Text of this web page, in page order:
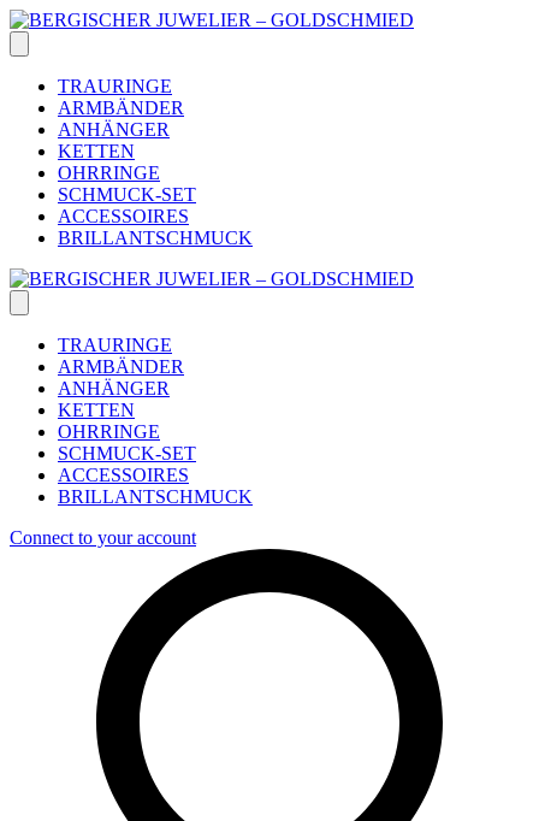
Skip
to
content
TRAURINGE
ARMBÄNDER
ANHÄNGER
KETTEN
OHRRINGE
SCHMUCK-SET
ACCESSOIRES
BRILLANTSCHMUCK
TRAURINGE
ARMBÄNDER
ANHÄNGER
KETTEN
OHRRINGE
SCHMUCK-SET
ACCESSOIRES
BRILLANTSCHMUCK
Connect to your account